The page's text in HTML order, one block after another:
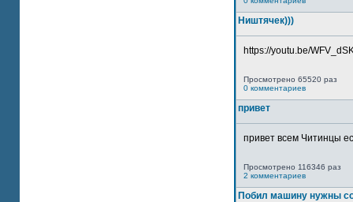
Ништячек)))
https://youtu.be/
Просмотрено 65520 раз
0 комментариев
привет
привет всем Читинцы
Просмотрено 116346 раз
2 комментариев
Побил машину нужны